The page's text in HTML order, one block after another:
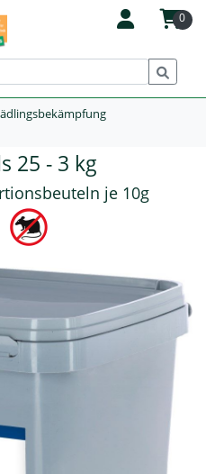
0
25 - 3 kg
je 10g